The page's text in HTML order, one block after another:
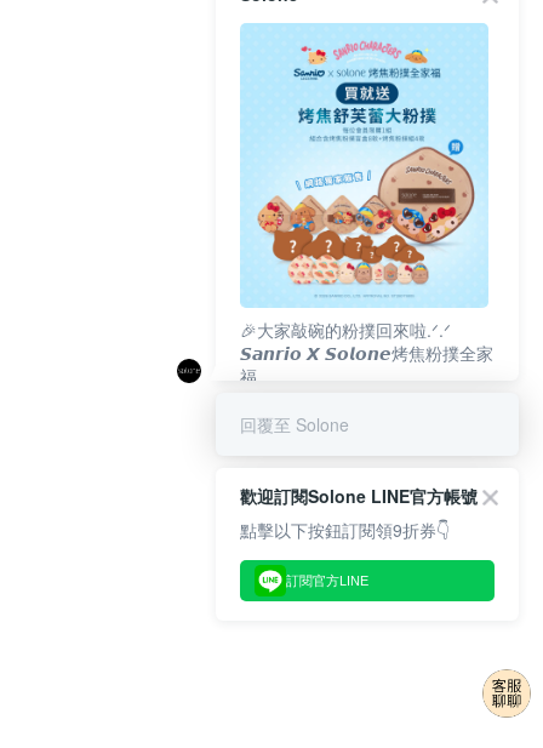
🎉大家敲碗的粉撲回來啦.ᐟ‪‪.ᐟ
𝙎𝙖𝙣𝙧𝙞𝙤 𝙓 𝙎𝙤𝙡𝙤𝙣𝙚烤焦粉撲全家
福
回覆至 Solone
歡迎訂閱Solone LINE官方帳號
點擊以下按鈕訂閱領9折券👇
訂閱官方LINE